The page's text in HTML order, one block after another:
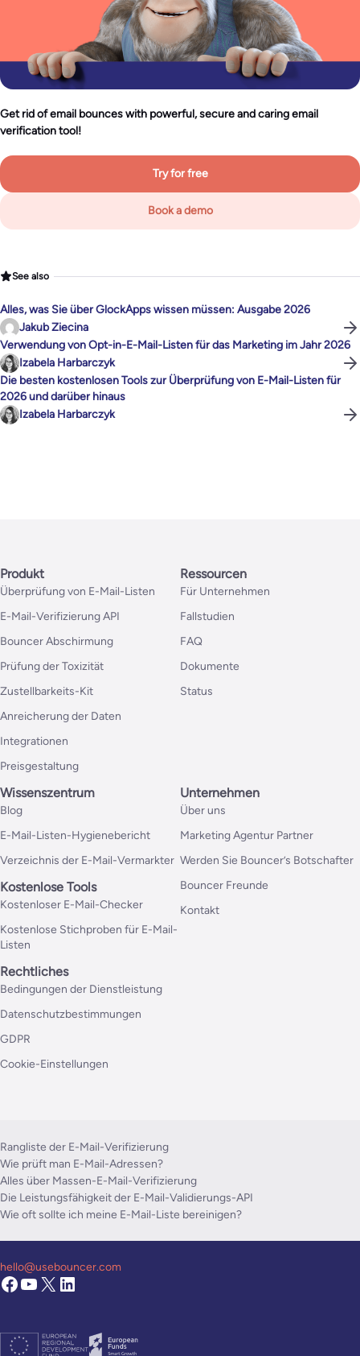
Get rid of email bounces with powerful, secure and caring email
verification tool!
Try for free
Book a demo
See also
Alles, was Sie über GlockApps wissen müssen: Ausgabe 2026
Jakub Ziecina
Verwendung von Opt-in-E-Mail-Listen für das Marketing im Jahr 2026
Izabela Harbarczyk
Die besten kostenlosen Tools zur Überprüfung von E-Mail-Listen für
2026 und darüber hinaus
Izabela Harbarczyk
Produkt
Überprüfung von E-Mail-Listen
E-Mail-Verifizierung API
Bouncer Abschirmung
Prüfung der Toxizität
Zustellbarkeits-Kit
Anreicherung der Daten
Integrationen
Preisgestaltung
Ressourcen
Für Unternehmen
Fallstudien
FAQ
Dokumente
Status
Wissenszentrum
Blog
E-Mail-Listen-Hygienebericht
Verzeichnis der E-Mail-Vermarkter
Kostenlose Tools
Kostenloser E-Mail-Checker
Kostenlose Stichproben für E-Mail-
Listen
Unternehmen
Über uns
Marketing Agentur Partner
Werden Sie Bouncer’s Botschafter
Bouncer Freunde
Kontakt
Rechtliches
Bedingungen der Dienstleistung
Datenschutzbestimmungen
GDPR
Cookie-Einstellungen
Rangliste der E-Mail-Verifizierung
Wie prüft man E-Mail-Adressen?
Alles über Massen-E-Mail-Verifizierung
Die Leistungsfähigkeit der E-Mail-Validierungs-API
Wie oft sollte ich meine E-Mail-Liste bereinigen?
hello@usebouncer.com